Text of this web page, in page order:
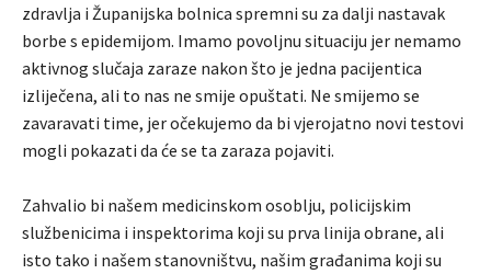
zdravlja i Županijska bolnica spremni su za dalji nastavak
borbe s epidemijom. Imamo povoljnu situaciju jer nemamo
aktivnog slučaja zaraze nakon što je jedna pacijentica
izliječena, ali to nas ne smije opuštati. Ne smijemo se
zavaravati time, jer očekujemo da bi vjerojatno novi testovi
mogli pokazati da će se ta zaraza pojaviti.
Zahvalio bi našem medicinskom osoblju, policijskim
službenicima i inspektorima koji su prva linija obrane, ali
isto tako i našem stanovništvu, našim građanima koji su